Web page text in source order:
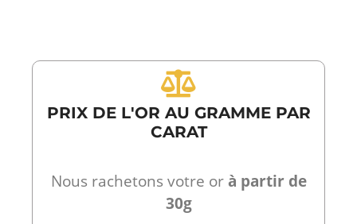
PRIX DE L'OR AU GRAMME PAR
CARAT
Nous rachetons votre orà partir de
30g